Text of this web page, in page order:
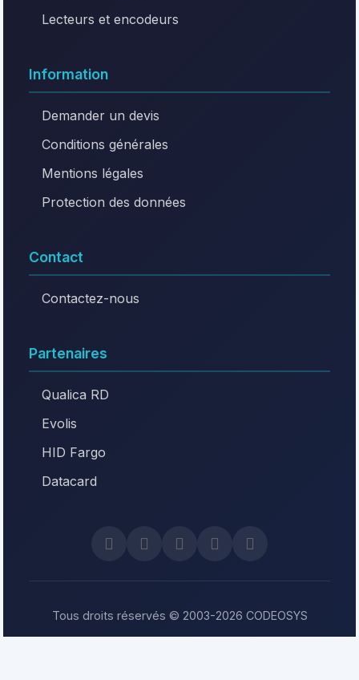
Lecteurs et encodeurs
Information
Demander un devis
Conditions générales
Mentions légales
Protection des données
Contact
Contactez-nous
Partenaires
Qualica RD
Evolis
HID Fargo
Datacard
Tous droits réservés © 2003-2026 CODEOSYS